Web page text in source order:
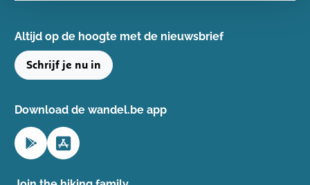
Altijd op de hoogte ​met de nieuwsbrief
Schrijf je nu in
Download de wandel.be app